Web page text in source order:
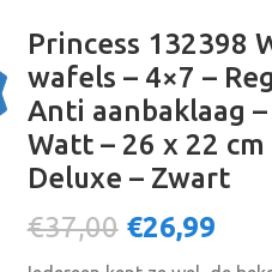
Princess 132398
wafels – 4×7 –
Anti aanbaklaag
Watt – 26 x 22
Deluxe – Zwart
€37,00 €26,99